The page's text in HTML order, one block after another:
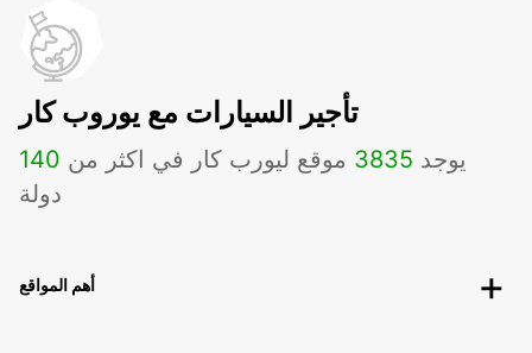
تأجير السيارات مع يوروب كار
يوجد 3835 موقع ليورب كار في اكثر من 140
دولة
أهم المواقع